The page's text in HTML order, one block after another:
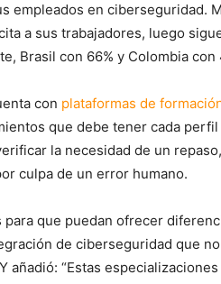
empleados en ciberseguridad.
a sus trabajadores, luego
Brasil con 66% y Colombia con
con plataformas de
que debe tener cada
la necesidad de un
culpa de un error humano.
para que puedan ofrecer
de ciberseguridad que
añadió: “Estas